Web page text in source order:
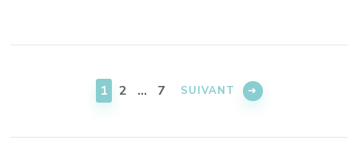
PAGE
1 PAGE
2 … PAGE
7 SUIVANT